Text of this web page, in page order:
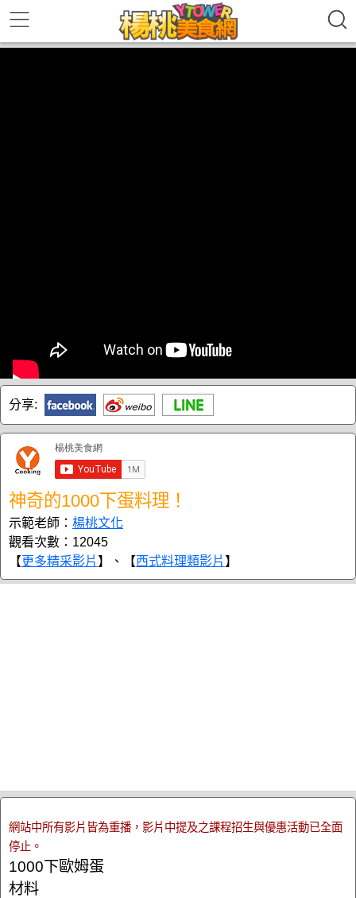
分享:
神奇的1000下蛋料理！
示範老師： 楊桃文化
觀看次數：12045
【更多精采影片 】、【西式料理類影片 】
網站中所有影片皆為重播，影片中提及之課程招生與優惠活動已全面
停止。
1000下歐姆蛋
材料